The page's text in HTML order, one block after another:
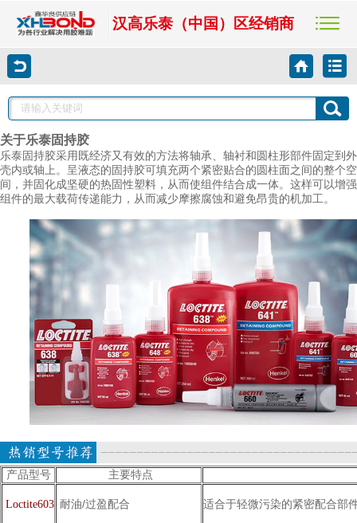
汉高乐泰（中国）区经销商
关于乐泰固持胶
乐泰固持胶采用既经济又有效的方法将轴承、轴衬和圆柱形部件固定到外
壳内或轴上。呈液态的固持胶可填充两个紧密贴合的圆柱面之间的整个空
间，并固化成坚硬的热固性塑料，从而使组件结合成一体。这样可以增强
组件的最大载荷传递能力，从而减少摩擦腐蚀和避免昂贵的机加工。
产品型号 主要特点
Loctite603 耐油/过盈配合 适合于轻微污染的紧密配合部